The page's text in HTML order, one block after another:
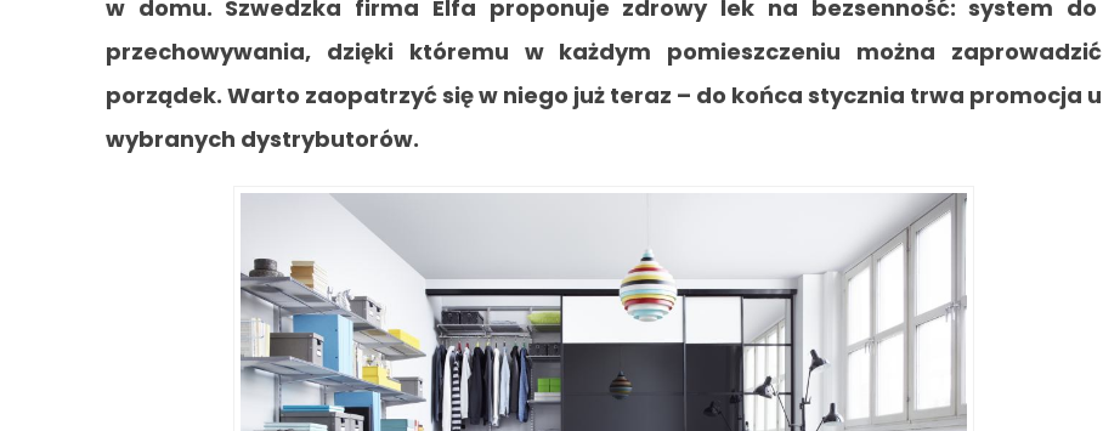
w domu. Szwedzka firma Elfa proponuje zdrowy lek na bezsenność: system do
przechowywania, dzięki któremu w każdym pomieszczeniu można zaprowadzić
porządek. Warto zaopatrzyć się w niego już teraz – do końca stycznia trwa promocja u
wybranych dystrybutorów.